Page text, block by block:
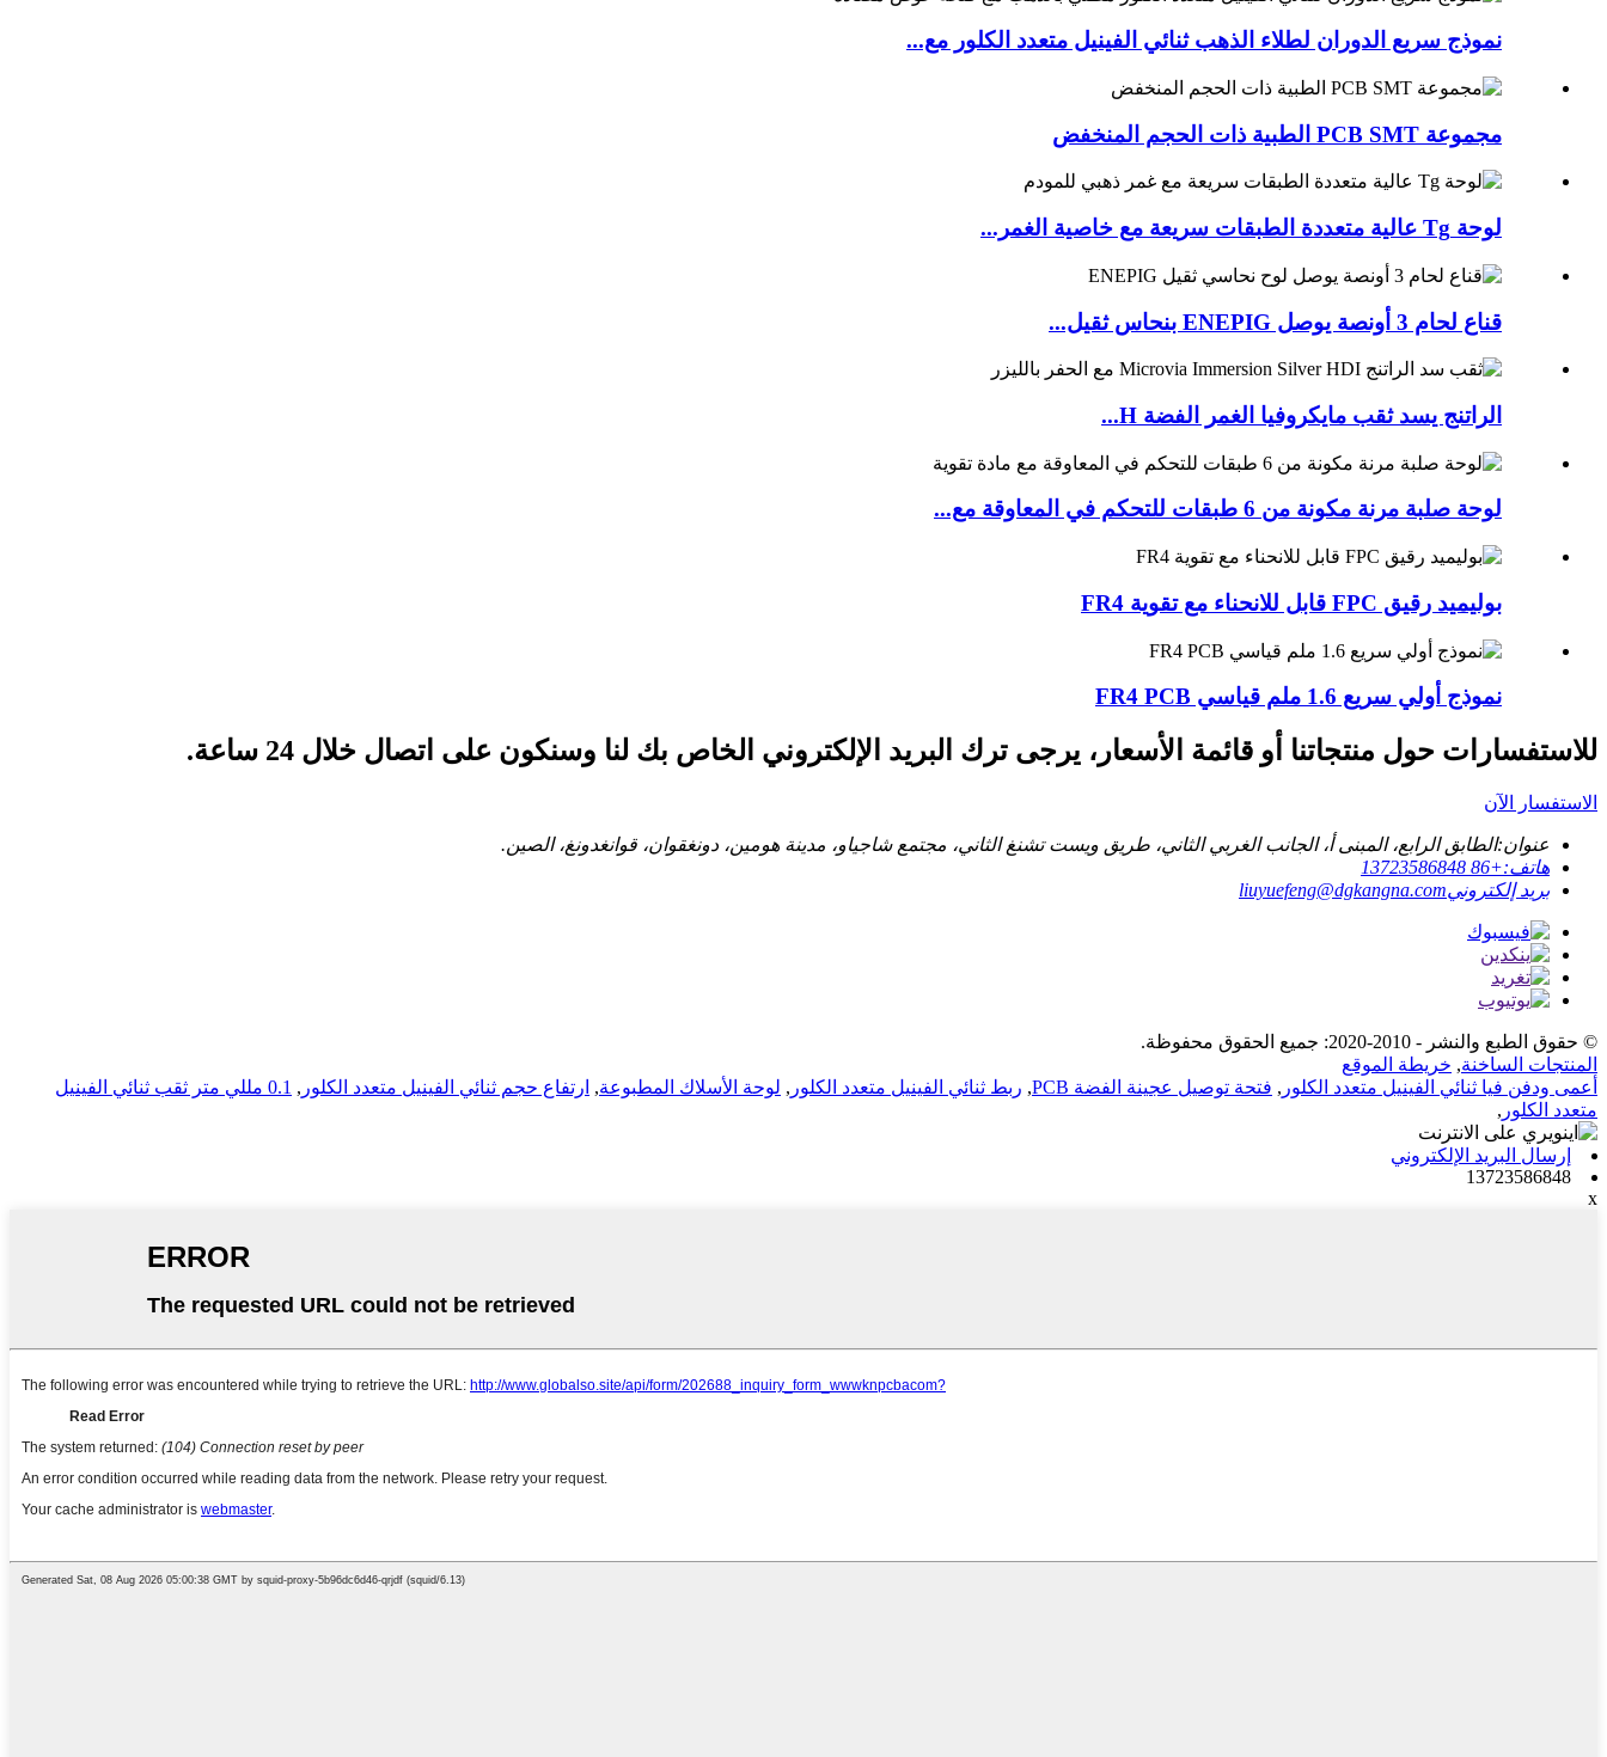
نموذج سريع الدوران لطلاء الذهب ثنائي الفينيل متعدد الكلور مع...
مجموعة PCB SMT الطبية ذات الحجم المنخفض
لوحة Tg عالية متعددة الطبقات سريعة مع خاصية الغمر...
قناع لحام 3 أونصة يوصل ENEPIG بنحاس ثقيل...
الراتنج يسد ثقب مايكروفيا الغمر الفضة H...
لوحة صلبة مرنة مكونة من 6 طبقات للتحكم في المعاوقة مع...
بوليميد رقيق FPC قابل للانحناء مع تقوية FR4
نموذج أولي سريع 1.6 ملم قياسي FR4 PCB
للاستفسارات حول منتجاتنا أو قائمة الأسعار، يرجى ترك البريد الإلكتروني الخاص بك لنا وسنكون على اتصال خلال 24 ساعة.
الاستفسار الآن
عنوان:الطابق الرابع، المبنى أ، الجانب الغربي الثاني، طريق ويست تشنغ الثاني، مجتمع شاجياو، مدينة هومين، دونغقوان، قوانغدونغ، الصين.
هاتف:+86 13723586848
بريد إلكترونيliuyuefeng@dgkangna.com
© حقوق الطبع والنشر - 2010-2020: جميع الحقوق محفوظة.
المنتجات الساخنة, خريطة الموقع
أعمى ودفن فيا ثنائي الفينيل متعدد الكلور , فتحة توصيل عجينة الفضة PCB , ربط ثنائي الفينيل متعدد الكلور , لوحة الأسلاك المطبوعة, ارتفاع حجم ثنائي الفينيل متعدد الكلور ,
0.1 مللي متر ثقب ثنائي الفينيل
متعدد الكلور ,
إرسال البريد الإلكتروني
13723586848
x